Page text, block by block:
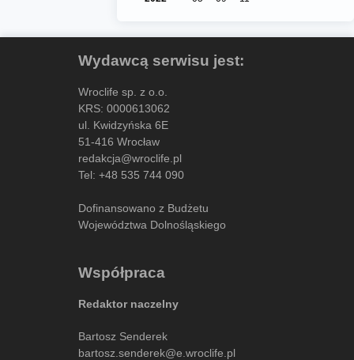
Wydawcą serwisu jest:
Wroclife sp. z o.o.
KRS: 0000613062
ul. Kwidzyńska 6E
51-416 Wrocław
redakcja@wroclife.pl
Tel: +48 535 744 090
Dofinansowano z Budżetu
Województwa Dolnośląskiego
Współpraca
Redaktor naczelny
Bartosz Senderek
bartosz.senderek@e.wroclife.pl